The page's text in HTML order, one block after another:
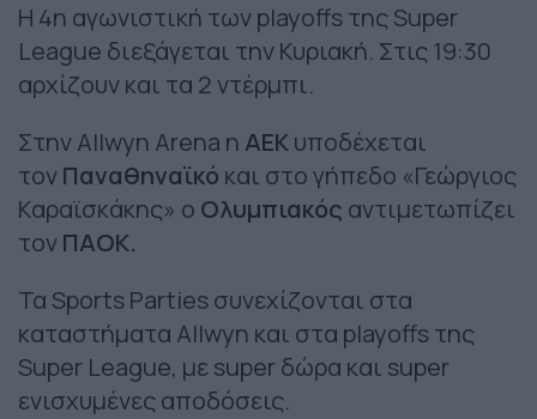
Η 4η αγωνιστική των playoffs της Super
League διεξάγεται την Κυριακή. Στις 19:30
αρχίζουν και τα 2 ντέρμπι.
Στην Allwyn Arena η ΑΕΚυποδέχεται
τονΠαναθηναϊκό και στο γήπεδο «Γεώργιος
Καραϊσκάκης» ο Ολυμπιακός αντιμετωπίζει
τονΠΑΟΚ.
Τα Sports Parties συνεχίζονται στα
καταστήματα Allwyn και στα playoffs της
Super League, με super δώρα και super
ενισχυμένες αποδόσεις.